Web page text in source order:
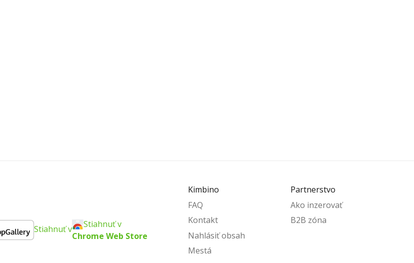
Stiahnuť v
Stiahnuť v
Chrome Web Store
Kimbino
FAQ
Kontakt
Nahlásiť obsah
Mestá
Partnerstvo
Ako inzerovať
B2B zóna